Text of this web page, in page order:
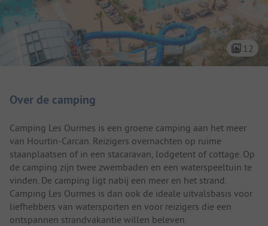
12
Over de camping
Camping Les Ourmes is een groene camping aan het meer
van Hourtin-Carcan. Reizigers overnachten op ruime
staanplaatsen of in een stacaravan, lodgetent of cottage. Op
de camping zijn twee zwembaden en een waterspeeltuin te
vinden. De camping ligt nabij een meer en het strand.
Camping Les Ourmes is dan ook de ideale uitvalsbasis voor
liefhebbers van watersporten en voor reizigers die een
ontspannen strandvakantie willen beleven.